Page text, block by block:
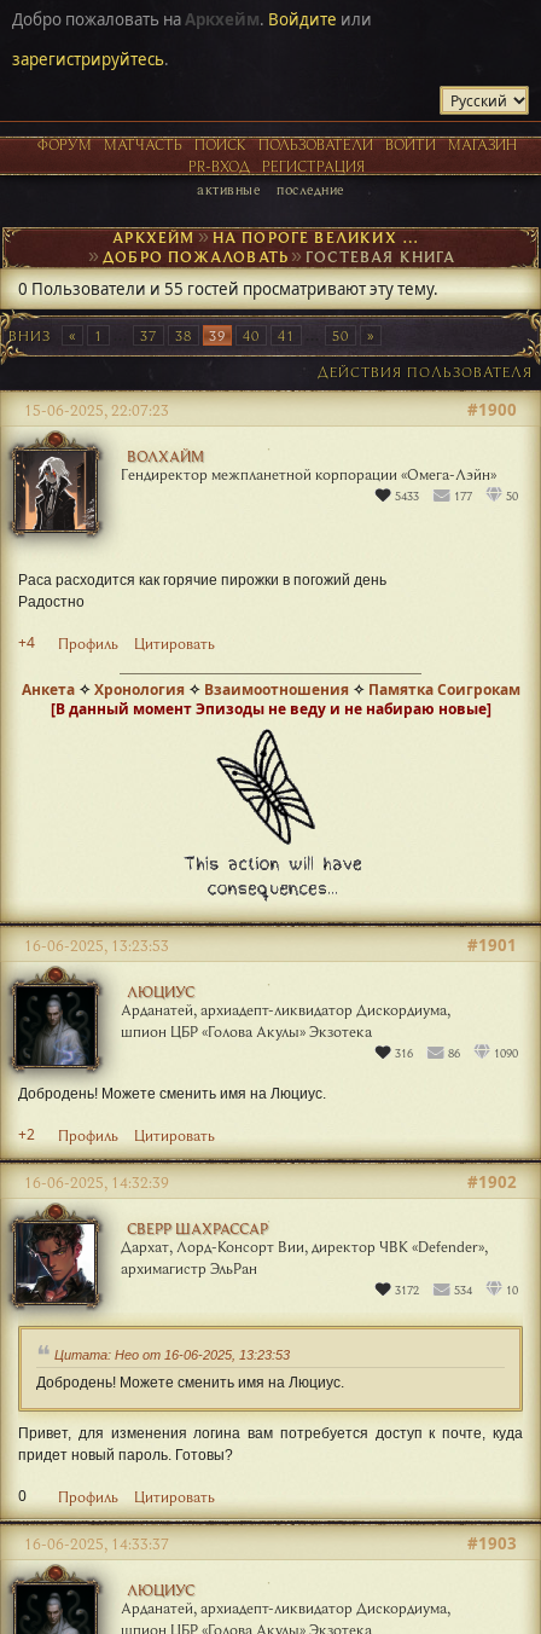
Добро пожаловать наАркхейм. Войдите или
зарегистрируйтесь.
ФОРУМ МАТЧАСТЬ ПОИСК ПОЛЬЗОВАТЕЛИ ВОЙТИ
МАГАЗИН
PR-ВХОД
РЕГИСТРАЦИЯ
активные последние
АРКХЕЙМ► НА ПОРОГЕ ВЕЛИКИХ ОТКРЫТИЙ
►ДОБРО ПОЖАЛОВАТЬ ►ГОСТЕВАЯ КНИГА
0 Пользователи и 55 гостей просматривают эту тему.
ВНИЗ 1 37 38 39 40 41
50
ДЕЙСТВИЯ ПОЛЬЗОВАТЕЛЯ
ВОЛХАЙМ
Гендиректор межпланетной корпорации «Омега-Лэйн»
5433 177 50
#1900
15-06-2025, 22:07:23
Раса расходится как горячие пирожки в погожий день
Радостно
+4 Профиль Цитировать
Анкета✧Хронология✧ Взаимоотношения✧ Памятка Соигрокам
[В данный момент Эпизоды не веду и не набираю новые]
ЛЮЦИУС
Арданатей, архиадепт-ликвидатор Дискордиума,
шпион ЦБР «Голова Акулы» Экзотека
316 86 1090
#1901
16-06-2025, 13:23:53
Добродень! Можете сменить имя на Люциус.
+2 Профиль Цитировать
СВЕРР ШАХРАССАР
Дархат, Лорд-Консорт Вии, директор ЧВК «Defender»,
архимагистр ЭльРан
3172 534 10
#1902
16-06-2025, 14:32:39
Цитата: Нео от 16-06-2025, 13:23:53
Добродень! Можете сменить имя на Люциус.
Привет, для изменения логина вам потребуется доступ к почте, куда
придет новый пароль. Готовы?
0 Профиль Цитировать
ЛЮЦИУС
Арданатей, архиадепт-ликвидатор Дискордиума,
шпион ЦБР «Голова Акулы» Экзотека
#1903
16-06-2025, 14:33:37